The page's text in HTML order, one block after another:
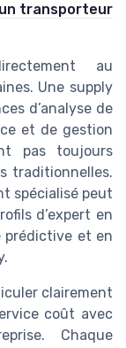
transporteur
au
Une supply
d’analyse de
et de gestion
pas toujours
traditionnelles.
spécialisé peut
d’expert en
prédictive et en
clairement
coût avec
Chaque